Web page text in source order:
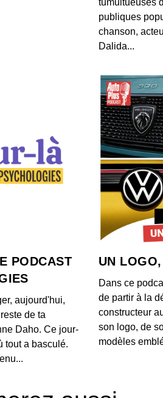
tumultueuses
publiques
chanson,
Dalida...
PODCAST
aujourd'hui,
de ta
Daho. Ce jour-
tout a basculé.
UN
Dans ce
de partir à la
constructeur
son logo, de
modèles